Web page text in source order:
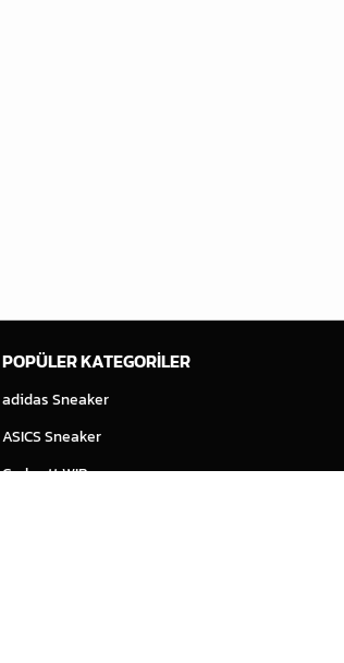
POPÜLER KATEGORİLER
adidas Sneaker
ASICS Sneaker
Carhartt WIP